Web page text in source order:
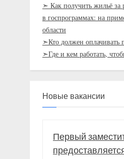
➣ Как получить жильё за
в госпрограммах: на
области
➣Кто должен оплачивать
➣Где и кем работать,
Новые вакансии
Первый